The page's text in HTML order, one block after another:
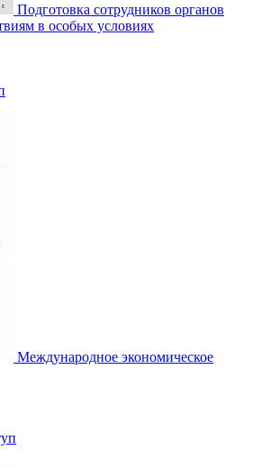
Подготовка сотрудников органов
в особых условиях
Международное экономическое